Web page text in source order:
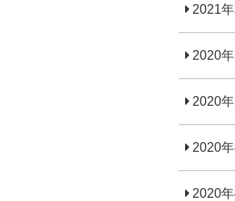
2021年
2020
2020
2020年
2020年